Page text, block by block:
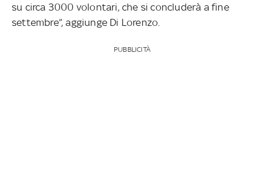
su circa 3000 volontari, che si concluderà a fine
settembre”, aggiunge Di Lorenzo.
PUBBLICITÀ